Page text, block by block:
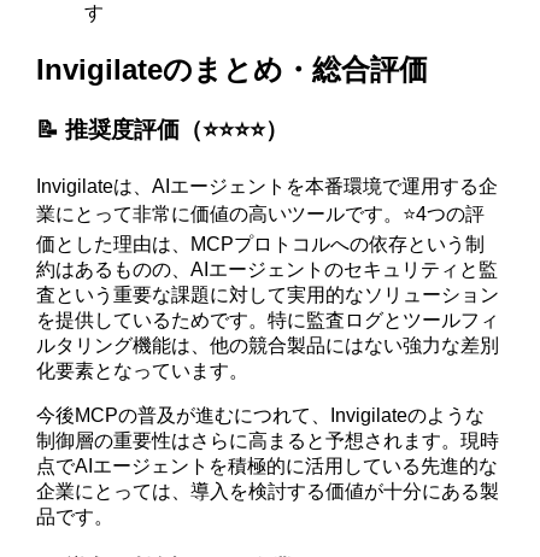
す
Invigilateのまとめ・総合評価
📝 推奨度評価（⭐️⭐️⭐️⭐️）
Invigilateは、AIエージェントを本番環境で運用する企
業にとって非常に価値の高いツールです。⭐️4つの評
価とした理由は、MCPプロトコルへの依存という制
約はあるものの、AIエージェントのセキュリティと監
査という重要な課題に対して実用的なソリューション
を提供しているためです。特に監査ログとツールフィ
ルタリング機能は、他の競合製品にはない強力な差別
化要素となっています。
今後MCPの普及が進むにつれて、Invigilateのような
制御層の重要性はさらに高まると予想されます。現時
点でAIエージェントを積極的に活用している先進的な
企業にとっては、導入を検討する価値が十分にある製
品です。